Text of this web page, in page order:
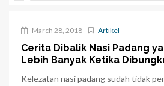
March 28, 2018 Artikel
Cerita Dibalik Nasi Padang
Lebih Banyak Ketika
Kelezatan nasi padang sudah tidak